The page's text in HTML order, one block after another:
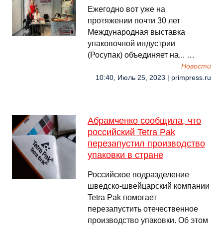
Ежегодно вот уже на
протяжении почти 30 лет
Международная выставка
упаковочной индустрии
(Росупак) объединяет на... …
Новости
10:40, Июль 25, 2023 | primpress.ru
Абрамченко сообщила, что
российский Tetra Pak
перезапустил производство
упаковки в стране
Российское подразделение
шведско-швейцарский компании
Tetra Pak помогает
перезапустить отечественное
производство упаковки. Об этом